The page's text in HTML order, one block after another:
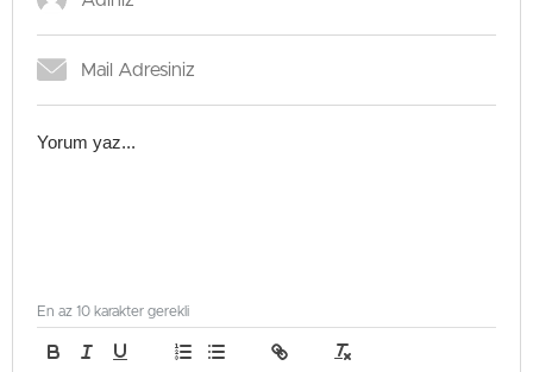
En az 10 karakter gerekli